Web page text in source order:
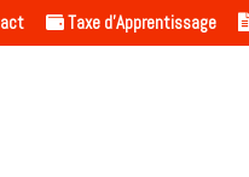
Taxe d’Apprentissage